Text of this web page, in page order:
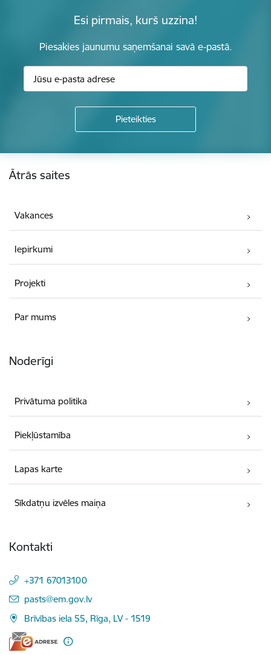
Esi pirmais, kurš uzzina!
Piesakies jaunumu saņemšanai savā e-pastā.
Ātrās saites
Vakances
Iepirkumi
Projekti
Par mums
Noderīgi
Privātuma politika
Piekļūstamība
Lapas karte
Sīkdatņu izvēles maiņa
Kontakti
+371 67013100
E-pasts:
pasts@em.gov.lv
Brīvības iela 55, Rīga, LV - 1519